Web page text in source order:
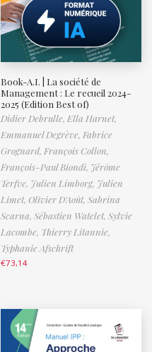
Book-A.I. | La société de
Management : Le recueil 2024-
2025 (Edition Best of)
Didier Debrulle, Ella Harnet,
Emmanuel Degrève, Fabrice
Grognard, François Collon,
François-Paul Biondi, Jérôme
Terfve, Julien Limborg, Julien
Limet, Olivier D'Août, Sabrina
Scarna, Sébastien Watelet, Sylvie
Lacombe, Thierry Litannie,
Typhanie Afschrift
€73,14